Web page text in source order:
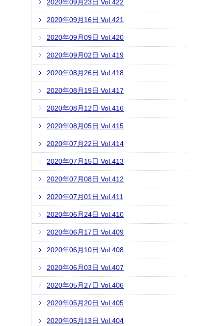
2020年09月23日 Vol.422
2020年09月16日 Vol.421
2020年09月09日 Vol.420
2020年09月02日 Vol.419
2020年08月26日 Vol.418
2020年08月19日 Vol.417
2020年08月12日 Vol.416
2020年08月05日 Vol.415
2020年07月22日 Vol.414
2020年07月15日 Vol.413
2020年07月08日 Vol.412
2020年07月01日 Vol.411
2020年06月24日 Vol.410
2020年06月17日 Vol.409
2020年06月10日 Vol.408
2020年06月03日 Vol.407
2020年05月27日 Vol.406
2020年05月20日 Vol.405
2020年05月13日 Vol.404